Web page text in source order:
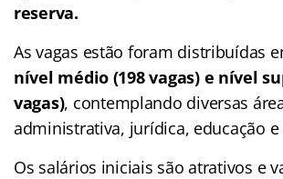
reserva.
As vagas estão foram distribuídas
nível médio (198 vagas) e nível
vagas), contemplando diversas
administrativa, jurídica, educação e
Os salários iniciais são atrativos e